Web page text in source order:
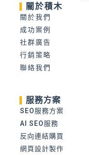
關於積木
關於我們
成功案例
社群廣告
行銷策略
聯絡我們
服務方案
SEO服務方案
AI SEO服務
反向連結購買
網頁設計製作